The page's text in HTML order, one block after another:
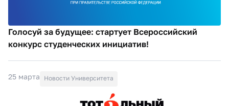
Голосуй за будущее: стартует Всероссийский
конкурс студенческих инициатив!
25 марта Новости Университета